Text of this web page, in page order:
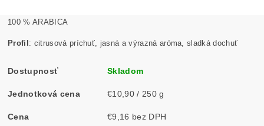
100 % ARABICA
Profil: citrusová príchuť, jasná a výrazná aróma, sladká dochuť
Dostupnosť Skladom
Jednotková cena €10,90 / 250 g
Cena €9,16 bez DPH